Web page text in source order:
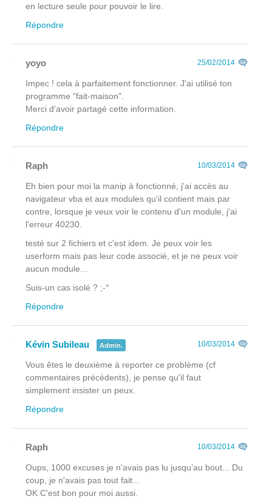
en lecture seule pour pouvoir le lire.
Répondre
yoyo 25/02/2014
Impec ! cela à parfaitement fonctionner. J'ai utilisé ton
programme "fait-maison".
Merci d'avoir partagé cette information.
Répondre
Raph 10/03/2014
Eh bien pour moi la manip à fonctionné, j'ai accès au
navigateur vba et aux modules qu'il contient mais par
contre, lorsque je veux voir le contenu d'un module, j'ai
l'erreur 40230.
testé sur 2 fichiers et c'est idem. Je peux voir les
userform mais pas leur code associé, et je ne peux voir
aucun module...
Suis-un cas isolé ? ;-°
Répondre
Kévin Subileau Admin. 10/03/2014
Vous êtes le deuxième à reporter ce problème (cf
commentaires précédents), je pense qu'il faut
simplement insister un peux.
Répondre
Raph 10/03/2014
Oups, 1000 excuses je n'avais pas lu jusqu’au bout... Du
coup, je n'avais pas tout fait...
OK C'est bon pour moi aussi.